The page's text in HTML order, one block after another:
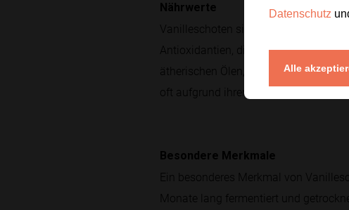
Nährwerte
Vanilleschoten sind kalorienarm und
Antioxidantien, die zur Bekämpfung
ätherischen Ölen, die für das
oft aufgrund ihrer aromatischen
Besondere Merkmale
Ein besonderes Merkmal von
Monate lang fermentiert und
Datenschutz
Alle